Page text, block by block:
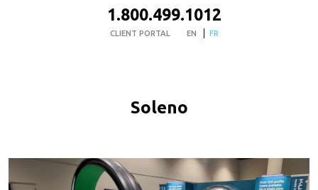
1.800.499.1012
CLIENT PORTAL EN FR
Soleno